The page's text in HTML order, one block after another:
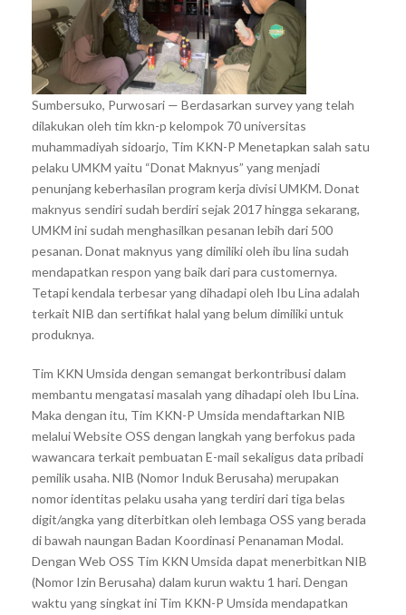
Sumbersuko, Purwosari — Berdasarkan survey yang telah
dilakukan oleh tim kkn-p kelompok 70 universitas
muhammadiyah sidoarjo, Tim KKN-P Menetapkan salah satu
pelaku UMKM yaitu “Donat Maknyus” yang menjadi
penunjang keberhasilan program kerja divisi UMKM. Donat
maknyus sendiri sudah berdiri sejak 2017 hingga sekarang,
UMKM ini sudah menghasilkan pesanan lebih dari 500
pesanan. Donat maknyus yang dimiliki oleh ibu lina sudah
mendapatkan respon yang baik dari para customernya.
Tetapi kendala terbesar yang dihadapi oleh Ibu Lina adalah
terkait NIB dan sertifikat halal yang belum dimiliki untuk
produknya.
Tim KKN Umsida dengan semangat berkontribusi dalam
membantu mengatasi masalah yang dihadapi oleh Ibu Lina.
Maka dengan itu, Tim KKN-P Umsida mendaftarkan NIB
melalui Website OSS dengan langkah yang berfokus pada
wawancara terkait pembuatan E-mail sekaligus data pribadi
pemilik usaha. NIB (Nomor Induk Berusaha) merupakan
nomor identitas pelaku usaha yang terdiri dari tiga belas
digit/angka yang diterbitkan oleh lembaga OSS yang berada
di bawah naungan Badan Koordinasi Penanaman Modal.
Dengan Web OSS Tim KKN Umsida dapat menerbitkan NIB
(Nomor Izin Berusaha) dalam kurun waktu 1 hari. Dengan
waktu yang singkat ini Tim KKN-P Umsida mendapatkan